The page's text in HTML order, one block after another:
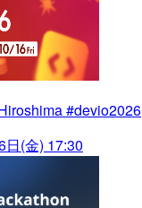
#devio2026
(金) 17:30